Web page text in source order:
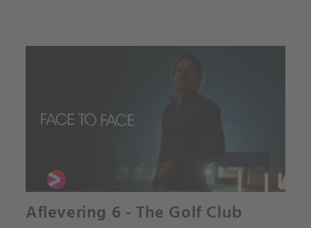
Aflevering 6 - The Golf Club